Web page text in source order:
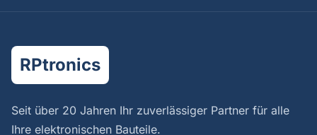
RPtronics
Seit über 20 Jahren Ihr zuverlässiger Partner für alle
Ihre elektronischen Bauteile.